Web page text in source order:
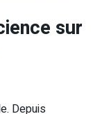
sur
Depuis